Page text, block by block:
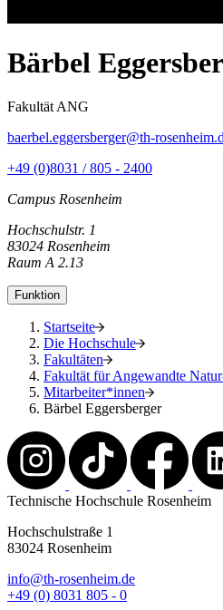
Bärbel
Fakultät ANG
baerbel.eggersberger@th-
+49 (0)8031 / 805 - 2400
Campus Rosenheim
Hochschulstr. 1
83024 Rosenheim
Raum A 2.13
Funktion
Startseite
Die Hochschule
Fakultäten
Fakultät für Angewandte
Mitarbeiter*innen
Bärbel Eggersberger
Technische Hochschule Rosenheim
Hochschulstraße 1
83024 Rosenheim
info@th-rosenheim.de
+49 (0) 8031 805 - 0